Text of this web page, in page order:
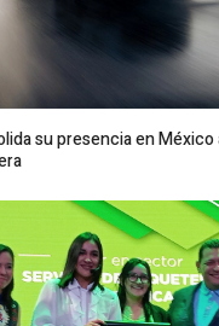
su presencia en México